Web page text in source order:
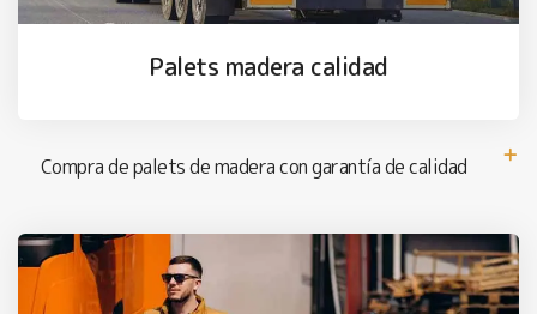
Palets madera calidad
Compra de palets de madera con garantía de calidad